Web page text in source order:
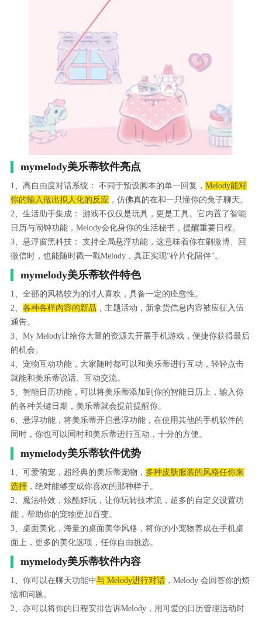
mymelody美乐蒂软件亮点
1、高自由度对话系统： 不同于预设脚本的单一回复， Melody能对
你的输入做出拟人化的反应 ，仿佛真的在和一只懂你的兔子聊天。
2、生活助手集成： 游戏不仅仅是玩具，更是工具。它内置了智能
日历与闹钟功能，Melody会化身你的生活秘书，提醒重要日程。
3、悬浮窗黑科技： 支持全局悬浮功能，这意味着你在刷微博、回
微信时，也能随时戳一戳Melody，真正实现“碎片化陪伴”。
mymelody美乐蒂软件特色
1、全部的风格较为的讨人喜欢，具备一定的痊愈性。
2、 各种各样內容的新品 ，主题活动，新拿货信息内容被应征入伍
通告。
3、My Melody让给你大量的资源去开展手机游戏，便捷你获得最后
的机会。
4、宠物互动功能，大家随时都可以和美乐蒂进行互动，轻轻点击
就能和美乐蒂说话、互动交流。
5、智能日历功能，可以将美乐蒂添加到你的智能日历上，输入你
的各种关键日期，美乐蒂就会提前提醒你。
6、悬浮功能，将美乐蒂开启悬浮功能，在使用其他的手机软件的
同时，你也可以同时和美乐蒂进行互动，十分的方便。
mymelody美乐蒂软件优势
1、可爱萌宠，超经典的美乐蒂宠物， 多种皮肤服装的风格任你来
选择 ，绝对能够变成你喜欢的那种样子。
2、魔法特效，炫酷好玩，让你玩转技术流，超多的自定义设置功
能，帮助你的宠物更加百变。
3、桌面美化，海量的桌面美华风格，将你的小宠物养成在手机桌
面上，更多的美化选项，任你自由挑选。
mymelody美乐蒂软件内容
1、你可以在聊天功能中与 Melody进行对话，Melody 会回答你的烦
恼和问题。
2、亦可以将你的日程安排告诉Melody，用可爱的日历管理活动时